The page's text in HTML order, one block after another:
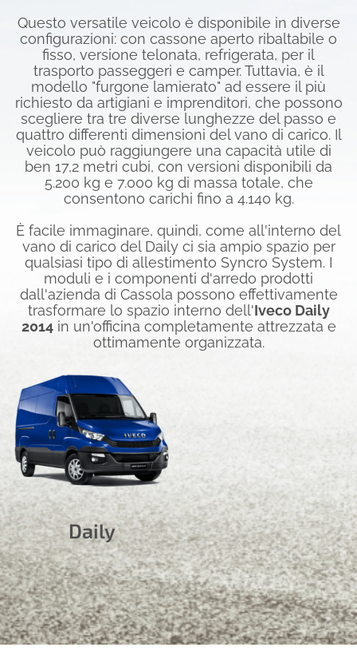
Questo versatile veicolo è disponibile in diverse
configurazioni: con cassone aperto ribaltabile o
fisso, versione telonata, refrigerata, per il
trasporto passeggeri e camper. Tuttavia, è il
modello "furgone lamierato" ad essere il più
richiesto da artigiani e imprenditori, che possono
scegliere tra tre diverse lunghezze del passo e
quattro differenti dimensioni del vano di carico. Il
veicolo può raggiungere una capacità utile di
ben 17,2 metri cubi, con versioni disponibili da
5.200 kg e 7.000 kg di massa totale, che
consentono carichi fino a 4.140 kg.
È facile immaginare, quindi, come all'interno del
vano di carico del Daily ci sia ampio spazio per
qualsiasi tipo di allestimento Syncro System. I
moduli e i componenti d'arredo prodotti
dall'azienda di Cassola possono effettivamente
trasformare lo spazio interno dell'Iveco Daily
2014in un'officina completamente attrezzata e
ottimamente organizzata.
Daily